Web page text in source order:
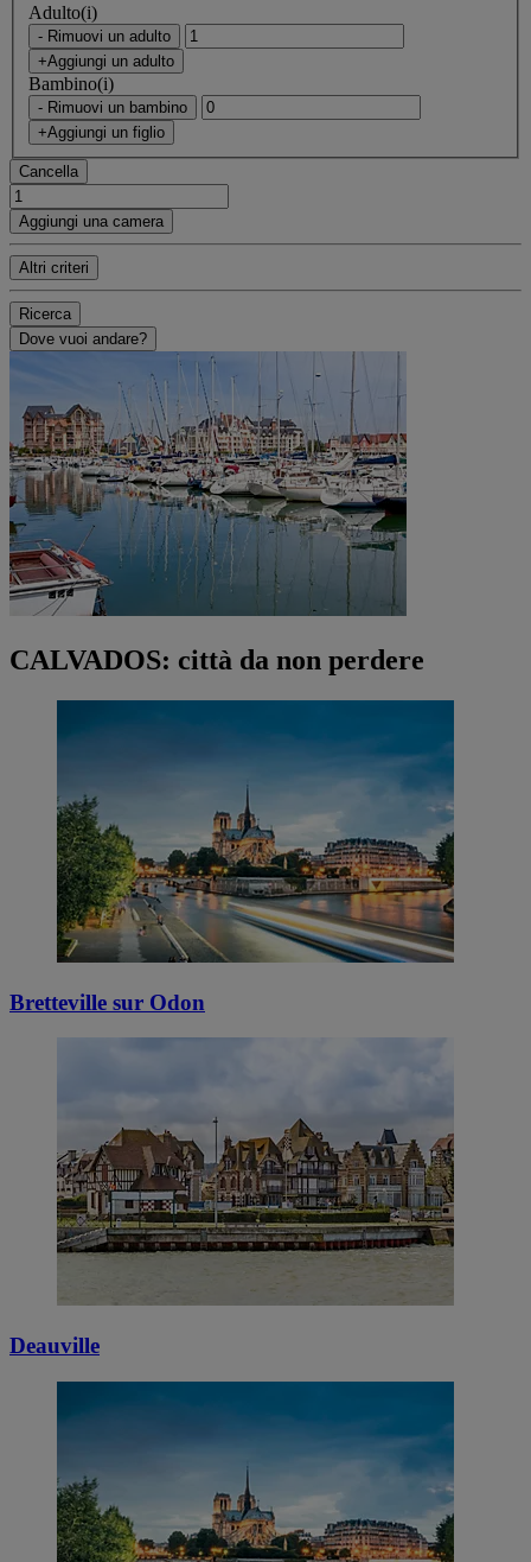
Adulto(i)
- Rimuovi un adulto
+Aggiungi un adulto
Bambino(i)
- Rimuovi un bambino
+Aggiungi un figlio
Cancella
Aggiungi una camera
Altri criteri
Ricerca
Dove vuoi andare?
CALVADOS: città da non perdere
Bretteville sur Odon
Deauville